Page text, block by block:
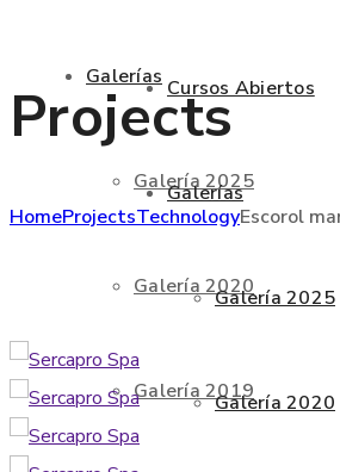
Galerías
Galería 2025
Galería 2020
Galería 2019
Cursos Abiertos
Galerías
Galería 2025
Galería 2020
Projects
HomeProjectsTechnologyEscorol